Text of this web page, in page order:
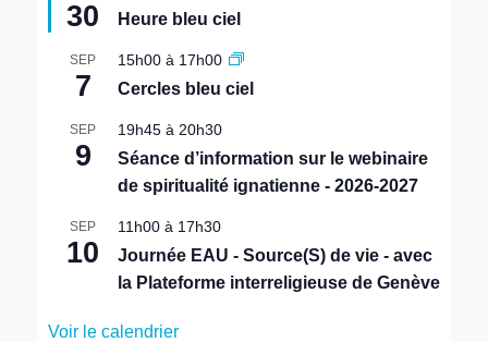
30
s
e
a
a
n
Heure bleu ciel
SEP
7
15h00 à 17h00
Cercles bleu ciel
SEP
9
19h45 à 20h30
Séance d’information sur le webinaire
de spiritualité ignatienne - 2026-2027
SEP
10
11h00 à 17h30
Journée EAU - Source(S) de vie - avec
la Plateforme interreligieuse de Genève
Voir le calendrier